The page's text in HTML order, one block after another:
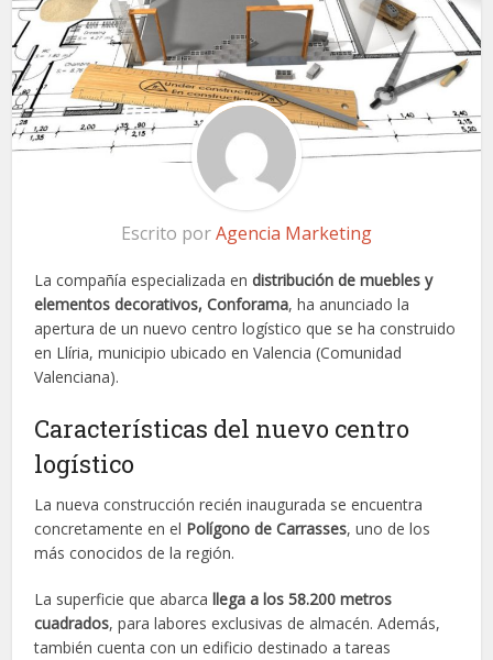
Escrito porAgencia Marketing
La compañía especializada endistribución de muebles y
elementos decorativos, Conforama, ha anunciado la
apertura de un nuevo centro logístico que se ha construido
en Llíria, municipio ubicado en Valencia (Comunidad
Valenciana).
Características del nuevo centro
logístico
La nueva construcción recién inaugurada se encuentra
concretamente en el Polígono de Carrasses, uno de los
más conocidos de la región.
La superficie que abarca llega a los 58.200 metros
cuadrados, para labores exclusivas de almacén. Además,
también cuenta con un edificio destinado a tareas